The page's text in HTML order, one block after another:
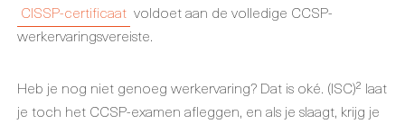
CISSP-certificaat voldoet aan de volledige CCSP-
werkervaringsvereiste.
Heb je nog niet genoeg werkervaring? Dat is oké. (ISC)² laat
je toch het CCSP-examen afleggen, en als je slaagt, krijg je